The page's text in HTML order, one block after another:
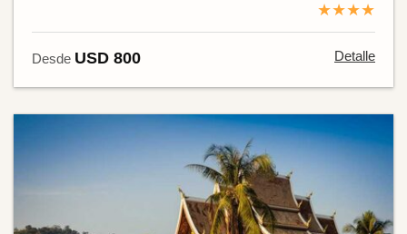
★★★★
Desde USD 800 Detalle